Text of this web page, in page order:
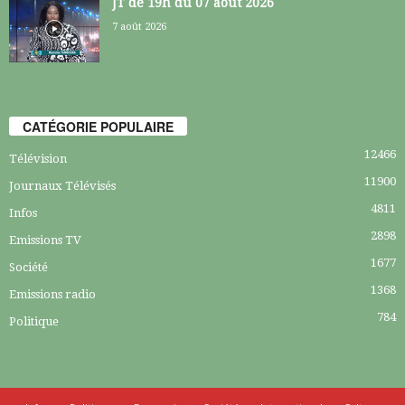
7 août 2026
CATÉGORIE POPULAIRE
Télévision 12466
Journaux Télévisés 11900
Infos 4811
Emissions TV 2898
Société 1677
Emissions radio 1368
Politique 784